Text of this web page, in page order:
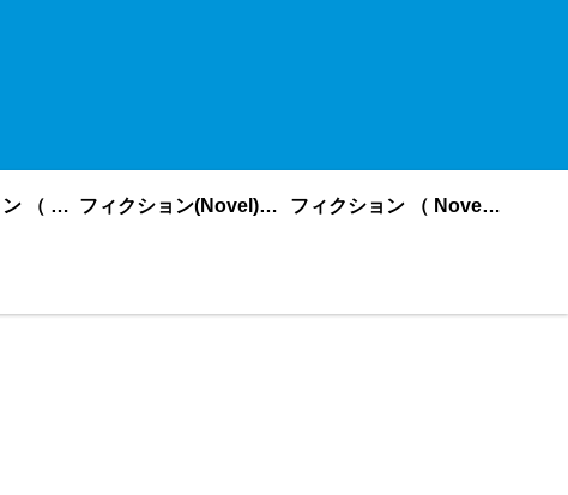
ノンフィクション （ nonfiction ） あいうえお順 フィクション(Novel)更新順 フィクション （ Novel ） あいうえお順